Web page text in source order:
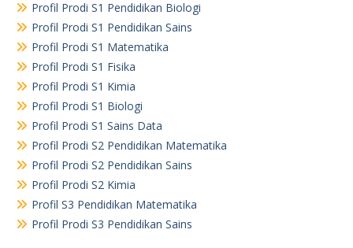
Profil Prodi S1 Pendidikan Biologi
Profil Prodi S1 Pendidikan Sains
Profil Prodi S1 Matematika
Profil Prodi S1 Fisika
Profil Prodi S1 Kimia
Profil Prodi S1 Biologi
Profil Prodi S1 Sains Data
Profil Prodi S2 Pendidikan Matematika
Profil Prodi S2 Pendidikan Sains
Profil Prodi S2 Kimia
Profil S3 Pendidikan Matematika
Profil Prodi S3 Pendidikan Sains